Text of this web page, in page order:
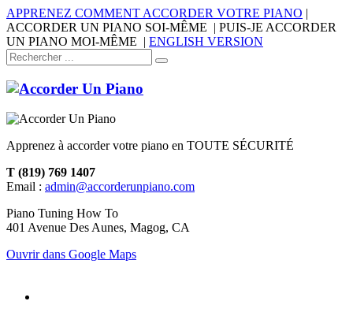
APPRENEZ COMMENT ACCORDER VOTRE PIANO |
ACCORDER UN PIANO SOI-MÊME | PUIS-JE ACCORDER
UN PIANO MOI-MÊME | ENGLISH VERSION
Apprenez à accorder votre piano en TOUTE SÉCURITÉ
T (819) 769 1407
Email : admin@accorderunpiano.com
Piano Tuning How To
401 Avenue Des Aunes, Magog, CA
Ouvrir dans Google Maps